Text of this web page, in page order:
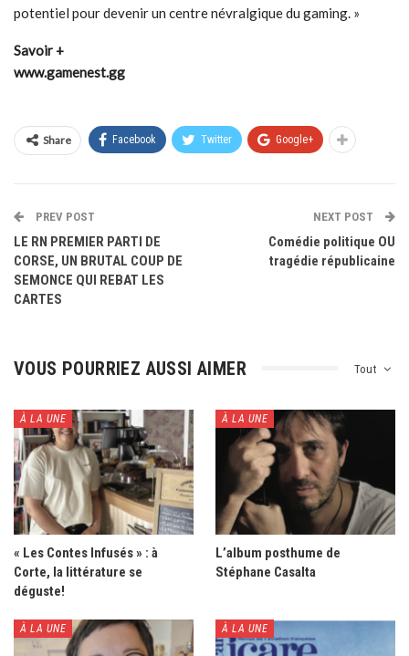
potentiel pour devenir un centre névralgique du gaming. »
Savoir +
www.gamenest.gg
Share Facebook Twitter Google+
PREV POST
LE RN PREMIER PARTI DE
CORSE, UN BRUTAL COUP DE
SEMONCE QUI REBAT LES
CARTES
NEXT POST
Comédie politique OU
tragédie républicaine
Tout
VOUS POURRIEZ AUSSI AIMER
À LA UNE
« Les Contes Infusés » : à
Corte, la littérature se
déguste!
À LA UNE
L’album posthume de
Stéphane Casalta
À LA UNE À LA UNE